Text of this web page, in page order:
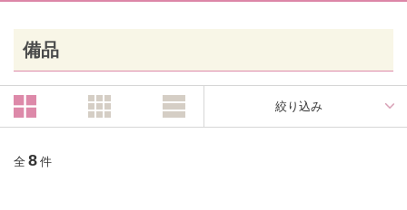
備品
絞り込み
全 8 件